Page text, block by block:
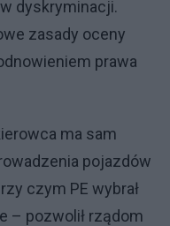
dyskryminacji.
zasady oceny
prawa
ma sam
pojazdów
czym PE wybrał
– pozwolił rządom